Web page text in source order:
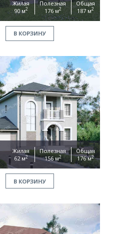
Жилая
90 м2
Полезная
176 м2
Общая
187 м2
В КОРЗИНУ
Жилая
62 м2
Полезная
156 м2
Общая
176 м2
В КОРЗИНУ